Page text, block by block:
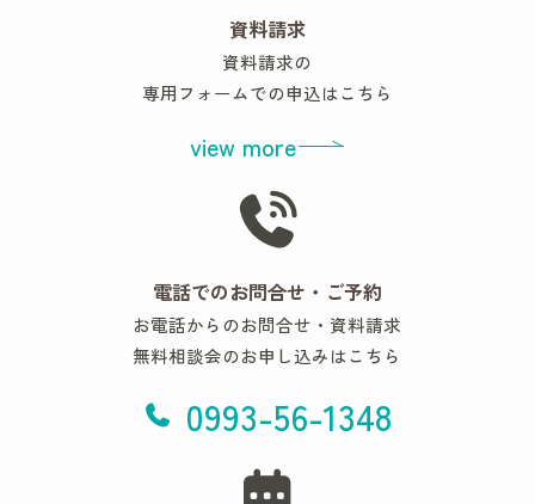
資料請求
資料請求の
専用フォームでの申込はこちら
view more
電話でのお問合せ・ご予約
お電話からのお問合せ・資料請求
無料相談会のお申し込みはこちら
0993-56-1348